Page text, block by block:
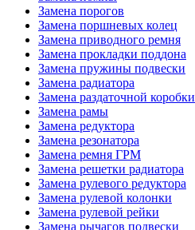
Замена порогов
Замена поршневых колец
Замена приводного ремня
Замена прокладки поддона
Замена пружины подвески
Замена радиатора
Замена раздаточной коробки
Замена рамы
Замена редуктора
Замена резонатора
Замена ремня ГРМ
Замена решетки радиатора
Замена рулевого редуктора
Замена рулевой колонки
Замена рулевой рейки
Замена рычагов подвески